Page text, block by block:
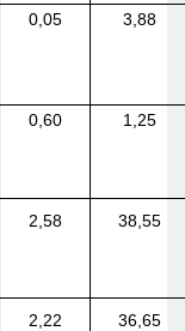
0,05 3,88
0,60 1,25
2,58 38,55
2,22 36,65